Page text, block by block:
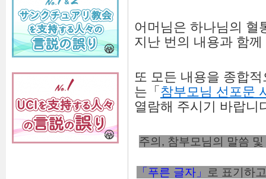
어머님은 하나님의 혈
지난 번의 내용과 함
또 모든 내용을 종합
는「 참부모님 선포문
열람해 주시기 바랍니
주의, 참부모님의 말씀
「푸른 글자」 로 표기하